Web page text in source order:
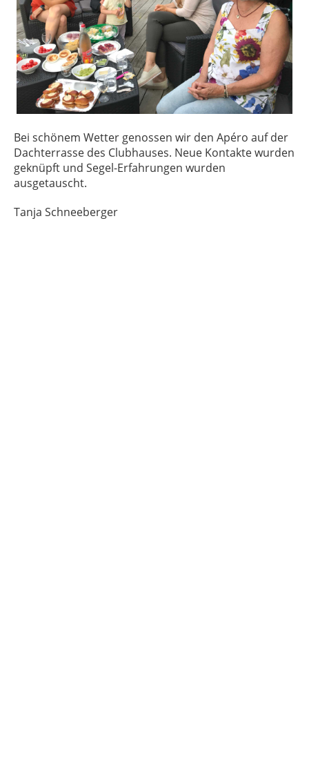
Bei schönem Wetter genossen wir den Apéro auf der
Dachterrasse des Clubhauses. Neue Kontakte wurden
geknüpft und Segel-Erfahrungen wurden
ausgetauscht.
Tanja Schneeberger